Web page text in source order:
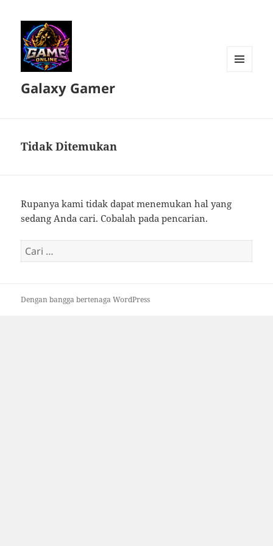
Galaxy Gamer
Tidak Ditemukan
Rupanya kami tidak dapat menemukan hal yang
sedang Anda cari. Cobalah pada pencarian.
Cari
untuk:
Dengan bangga bertenaga WordPress